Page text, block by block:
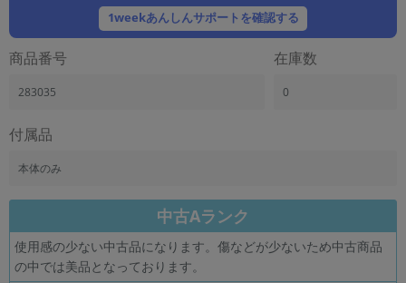
1weekあんしんサポートを確認する
商品番号
283035
在庫数
0
付属品
本体のみ
中古Aランク
使用感の少ない中古品になります。傷などが少ないため中古商品
の中では美品となっております。
機能・特徴
商品の搭載機能による絞り込み
商品状態の絞り込み
CPUの絞り込み
OS